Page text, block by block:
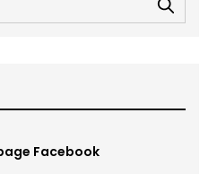
Facebook